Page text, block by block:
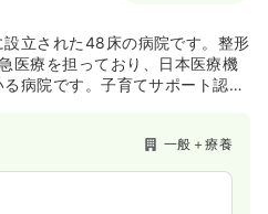
設立された48床の病院です。整形
医療を担っており、日本医療機
病院です。子育てサポート認定
一般＋療養